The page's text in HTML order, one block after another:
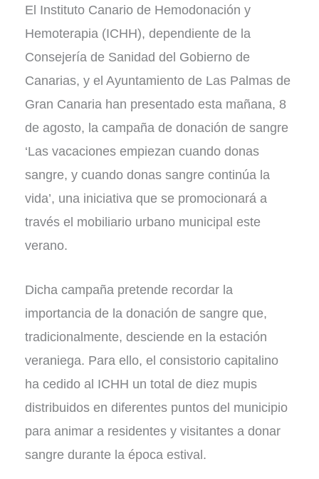
El Instituto Canario de Hemodonación y
Hemoterapia (ICHH), dependiente de la
Consejería de Sanidad del Gobierno de
Canarias, y el Ayuntamiento de Las Palmas de
Gran Canaria han presentado esta mañana, 8
de agosto, la campaña de donación de sangre
‘Las vacaciones empiezan cuando donas
sangre, y cuando donas sangre continúa la
vida’, una iniciativa que se promocionará a
través el mobiliario urbano municipal este
verano.
Dicha campaña pretende recordar la
importancia de la donación de sangre que,
tradicionalmente, desciende en la estación
veraniega. Para ello, el consistorio capitalino
ha cedido al ICHH un total de diez mupis
distribuidos en diferentes puntos del municipio
para animar a residentes y visitantes a donar
sangre durante la época estival.